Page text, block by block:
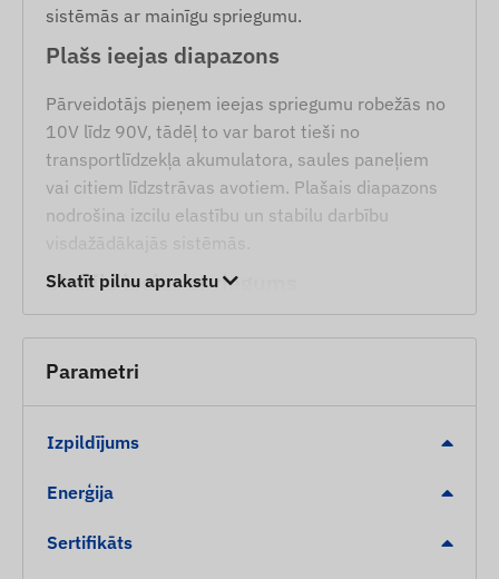
sistēmās ar mainīgu spriegumu.
Plašs ieejas diapazons
Pārveidotājs pieņem ieejas spriegumu robežās no
10V līdz 90V, tādēļ to var barot tieši no
transportlīdzekļa akumulatora, saules paneļiem
vai citiem līdzstrāvas avotiem. Plašais diapazons
nodrošina izcilu elastību un stabilu darbību
visdažādākajās sistēmās.
Stabils izejas spriegums
videoreģistratoru, sensoru un citu ar USB
darbināmu iekārtu elektroapgādei, efektīvi
novēršot kļūmes vai bojājumus, ko varētu izraisīt
Plašs darba temperatūras diapazons
Skatīt pilnu aprakstu
Parametri
Izpildījums
Enerģija
Sertifikāts